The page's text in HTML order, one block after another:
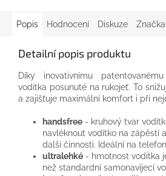
Popis Hodnocení Diskuze Značka
Detailní popis produktu
Díky inovativnímu patentovanému
vodítka posunuténa rukojeť. To
a zajišťuje maximální komfort i při
handsfree - kruhový tvar
navléknout vodítko na zápěstí a
další činnosti. Ideální na
ultralehké - hmotnost vodítka
než standardní samonavíjecí